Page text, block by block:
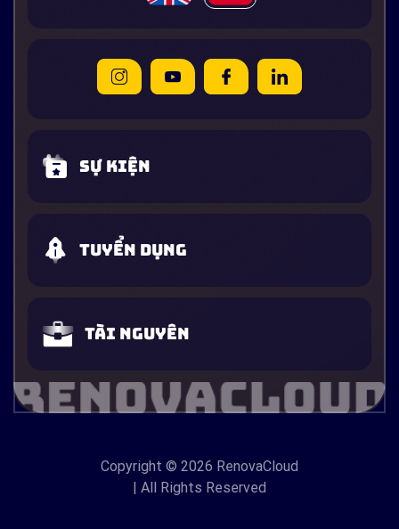
Sự kiện
Tuyển dụng
Tài nguyên
Copyright © 2026 RenovaCloud
| All Rights Reserved